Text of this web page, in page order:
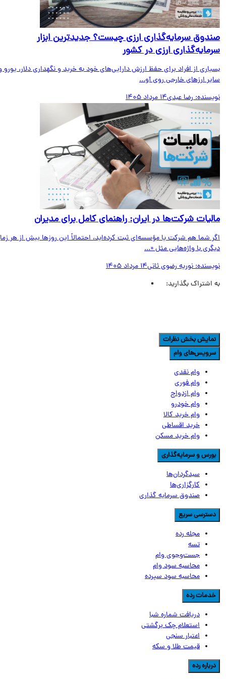
سرمایه‌گذاری ارزی چیست؟ جدیدترین ابزار
ارزی در کشور
از افراد برای حفظ ارزش دارایی‌های خود به خرید و نگهداری دلار، یورو و
ارزهای خارجی روی آو...
رضا عبدی14 مرداد 1405
شرکت‌ها در ایران: راهنمای کامل برای مدیران
شما هم شرکت یا مؤسسه‌ای ثبت کرده‌اید، احتمالاً این روزها بیش از هر زمان
با واژه‌هایی مثل «...
نوریه رضوی ثانی14 مرداد 1405
اشتراک بگذارید:
بخش نظرات
وام
وام نقدی
وام فوری
وام ازدواج
وام خودرو
وام خرید کالا
خرید اقساطی
وام خرید مسکن
و سرمایه‌گذاری
سبدگردان‌ها
کارگزاری‌ها
صندوق سرمایه گذاری
سریع
مجله رده
تسه
جست‌وجوی وام
محاسبه سود وام
محاسبه سود سپرده
رده
دریافت شماره شبا
استعلام چک برگشتی
اعتبار سنجی
قیمت طلا و سکه
رده